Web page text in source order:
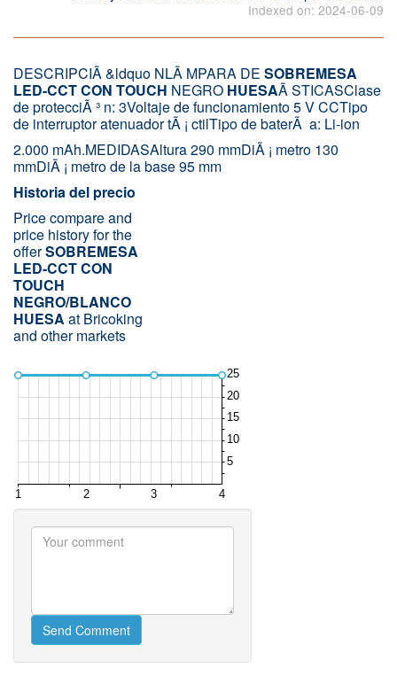
Indexed on: 2024-06-09
DESCRIPCIÃ &ldquo NLÃ MPARA DE SOBREMESA
LED-CCTCON TOUCH NEGRO HUESAÃ STICASClase
de protecciÃ ³ n: 3Voltaje de funcionamiento 5 V CCTipo
de interruptor atenuador tÃ ¡ ctilTipo de baterÃ ­ a: Li-ion
2.000 mAh.MEDIDASAltura 290 mmDiÃ ¡ metro 130
mmDiÃ ¡ metro de la base 95 mm
Historia del precio
Price compare and
price history for the
offerSOBREMESA
LED-CCT CON
TOUCH
NEGRO/BLANCO
HUESA at Bricoking
and other markets
Send Comment